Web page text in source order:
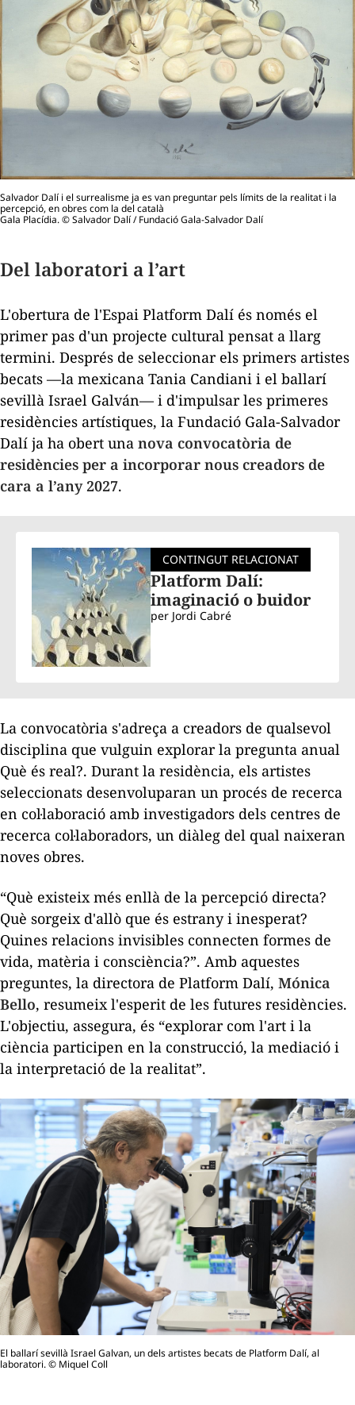
Salvador Dalí i el surrealisme ja es van preguntar pels límits de la realitat i la
percepció, en obres com la del català
Gala Placídia. ©Salvador Dalí / Fundació Gala-Salvador Dalí
Del laboratori a l’art
L'obertura de l'Espai Platform Dalí és només el
primer pas d'un projecte cultural pensat a llarg
termini. Després de seleccionar els primers artistes
becats —la mexicana Tania Candiani i el ballarí
sevillà Israel Galván— i d'impulsar les primeres
residències artístiques, la Fundació Gala-Salvador
Dalí ja ha obert una nova convocatòria de
residències per a incorporar nous creadors de
cara a l’any 2027.
CONTINGUT RELACIONAT
Platform Dalí:
imaginació o buidor
per Jordi Cabré
La convocatòria s'adreça a creadors de qualsevol
disciplina que vulguin explorar la pregunta anual
Què és real?. Durant la residència, els artistes
seleccionats desenvoluparan un procés de recerca
en col·laboració amb investigadors dels centres de
recerca col·laboradors, un diàleg del qual naixeran
noves obres.
“Què existeix més enllà de la percepció directa?
Què sorgeix d'allò que és estrany i inesperat?
Quines relacions invisibles connecten formes de
vida, matèria i consciència?”. Amb aquestes
preguntes, la directora de Platform Dalí, Mónica
Bello, resumeix l'esperit de les futures residències.
L'objectiu, assegura, és “explorar com l'art i la
ciència participen en la construcció, la mediació i
la interpretació de la realitat”.
El ballarí sevillà Israel Galvan, un dels artistes becats de Platform Dalí, al
laboratori. © Miquel Coll